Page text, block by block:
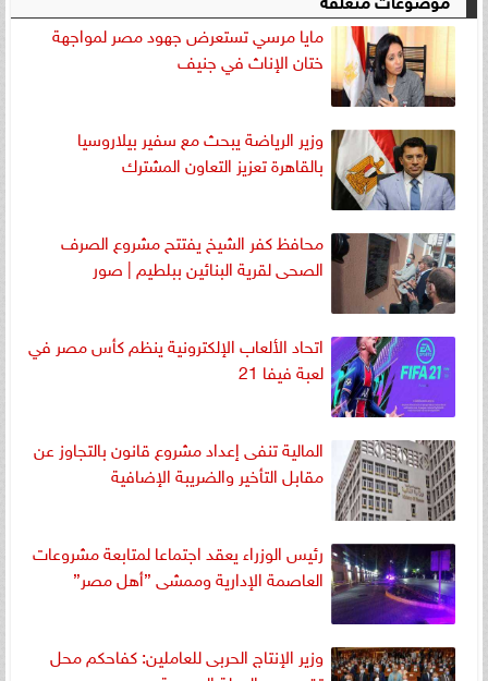
مايا مرسي تستعرض جهود مصر لمواجهة
ختان الإناث في جنيف
وزير الرياضة يبحث مع سفير بيلاروسيا
بالقاهرة تعزيز التعاون المشترك
محافظ كفر الشيخ يفتتح مشروع الصرف
الصحى لقرية البنائين ببلطيم | صور
اتحاد الألعاب الإلكترونية ينظم كأس مصر في
لعبة فيفا 21
المالية تنفى إعداد مشروع قانون بالتجاوز عن
مقابل التأخير والضريبة الإضافية
رئيس الوزراء يعقد اجتماعا لمتابعة مشروعات
العاصمة الإدارية وممشى ”أهل مصر”
وزير الإنتاج الحربى للعاملين: كفاحكم محل